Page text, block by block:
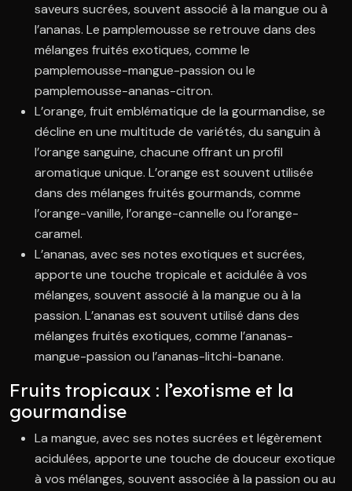
saveurs sucrées, souvent associé à la mangue ou à
l’ananas. Le pamplemousse se retrouve dans des
mélanges fruités exotiques, comme le
pamplemousse-mangue-passion ou le
pamplemousse-ananas-citron.
L’orange, fruit emblématique de la gourmandise, se
décline en une multitude de variétés, du sanguin à
l’orange sanguine, chacune offrant un profil
aromatique unique. L’orange est souvent utilisée
dans des mélanges fruités gourmands, comme
l’orange-vanille, l’orange-cannelle ou l’orange-
caramel.
L’ananas, avec ses notes exotiques et sucrées,
apporte une touche tropicale et acidulée à vos
mélanges, souvent associé à la mangue ou à la
passion. L’ananas est souvent utilisé dans des
mélanges fruités exotiques, comme l’ananas-
mangue-passion ou l’ananas-litchi-banane.
Fruits tropicaux : l’exotisme et la
gourmandise
La mangue, avec ses notes sucrées et légèrement
acidulées, apporte une touche de douceur exotique
à vos mélanges, souvent associée à la passion ou au